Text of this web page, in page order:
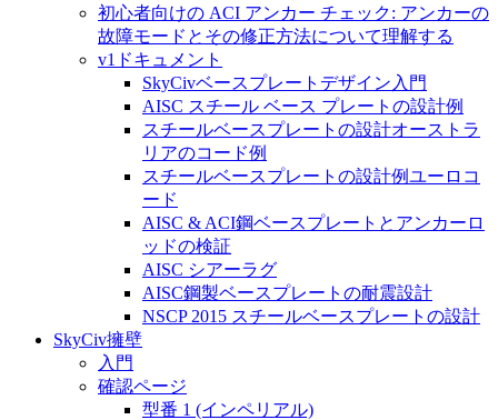
初心者向けの ACI アンカー チェック: アンカーの
故障モードとその修正方法について理解する
v1ドキュメント
SkyCivベースプレートデザイン入門
AISC スチール ベース プレートの設計例
スチールベースプレートの設計オーストラ
リアのコード例
スチールベースプレートの設計例ユーロコ
ード
AISC & ACI鋼ベースプレートとアンカーロ
ッドの検証
AISC シアーラグ
AISC鋼製ベースプレートの耐震設計
NSCP 2015 スチールベースプレートの設計
SkyCiv擁壁
入門
確認ページ
型番 1 (インペリアル)